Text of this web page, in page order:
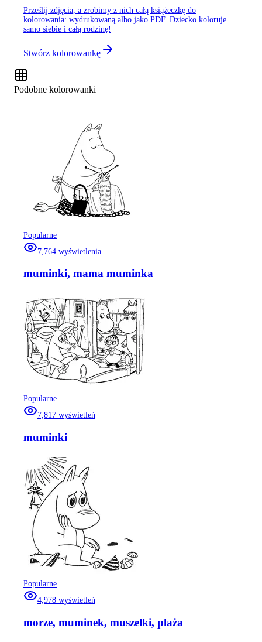
Prześlij zdjęcia, a zrobimy z nich całą książeczkę do
kolorowania: wydrukowaną albo jako PDF. Dziecko koloruje
samo siebie i całą rodzinę!
Stwórz kolorowankę
Podobne kolorowanki
Popularne
7,764 wyświetlenia
muminki, mama muminka
Popularne
7,817 wyświetleń
muminki
Popularne
4,978 wyświetleń
morze, muminek, muszelki, plaża